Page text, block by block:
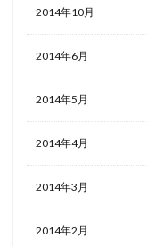
2014年10月
2014年6月
2014年5月
2014年4月
2014年3月
2014年2月